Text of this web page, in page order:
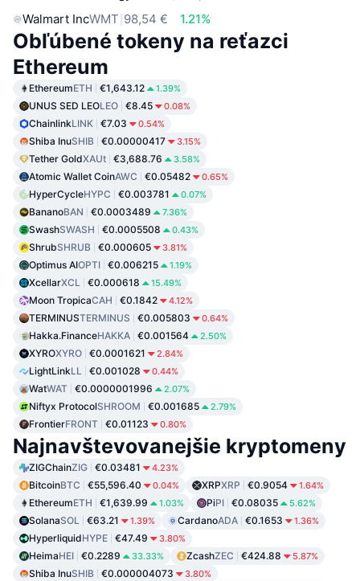
Walmart IncWMT 98,54 € 1.21%
Obľúbené tokeny na reťazci
Ethereum
EthereumETH €1,643.12 1.39%
UNUS SED LEOLEO €8.45 0.08%
ChainlinkLINK €7.03 0.54%
Shiba InuSHIB €0.00000417 3.15%
Tether GoldXAUt €3,688.76 3.58%
Atomic Wallet CoinAWC €0.05482 0.65%
HyperCycleHYPC €0.003781 0.07%
BananoBAN €0.0003489 7.36%
SwashSWASH €0.0005508 0.43%
ShrubSHRUB €0.000605 3.81%
Optimus AIOPTI €0.006215 1.19%
XcellarXCL €0.000618 15.49%
Moon TropicaCAH €0.1842 4.12%
TERMINUSTERMINUS €0.005803 0.64%
Hakka.FinanceHAKKA €0.001564 2.50%
XYROXYRO €0.0001621 2.84%
LightLinkLL €0.001028 0.44%
WatWAT €0.0000001996 2.07%
Niftyx ProtocolSHROOM €0.001685 2.79%
FrontierFRONT €0.01123 0.80%
Najnavštevovanejšie kryptomeny
ZIGChainZIG €0.03481 4.23%
BitcoinBTC €55,596.40 0.04% XRPXRP €0.9054 1.64%
EthereumETH €1,639.99 1.03% PiPI €0.08035 5.62%
SolanaSOL €63.21 1.39% CardanoADA €0.1653 1.36%
HyperliquidHYPE €47.49 3.80%
HeimaHEI €0.2289 33.33% ZcashZEC €424.88 5.87%
Shiba InuSHIB €0.000004073 3.80%